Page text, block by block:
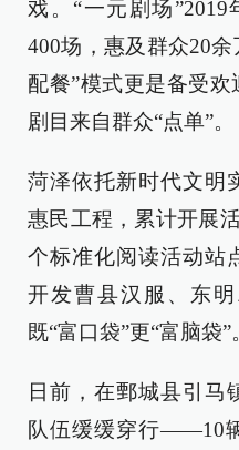
戏。“一元剧场
400场，惠及群众20
配餐”模式更是备受
剧目来自群众“点单”。
菏泽依托新时代文明
惠民工程，累计开展
个标准化阅读活动站
开发曹县汉服、东
既“富口袋”更“富脑袋”
日前，在鄄城县引马
队伍缓缓穿行——10